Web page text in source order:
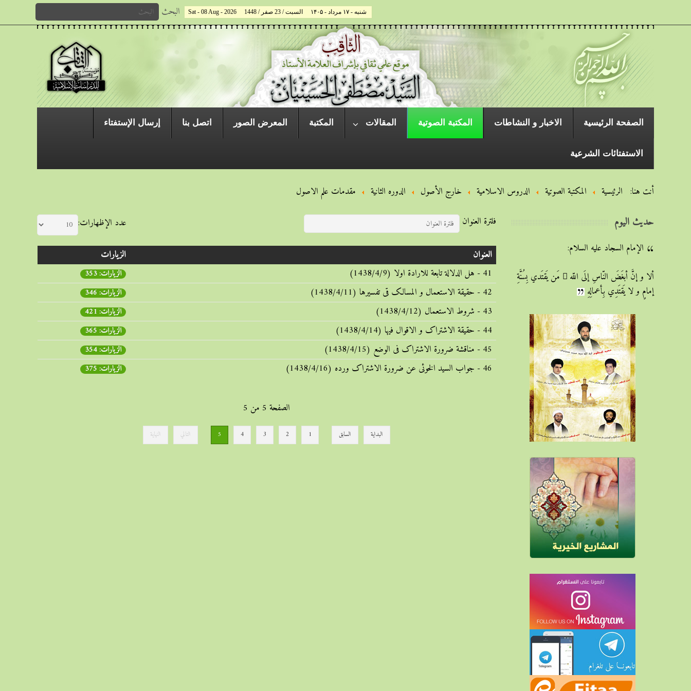
البحث شنبه - ۱۷ مرداد - ۱۴۰۵ السبت / 23 صفر / 1448 Sat - 08 Aug - 2026
الصفحة الرئیسیة الاخبار و النشاطات المكتبة الصوتية المقالات المكتبة المعرض الصور اتصل بنا إرسال الإستفتاء
الاستفتائات الشرعية
أنت هنا: الرئيسية المكتبة الصوتية الدروس الاسلامیة خارج الأصول الدوره الثانية
مقدمات علم الاصول
فلترة العنوان
عدد الإظهارات:
العنوان
الزيارات
41 - هل الدلالة تابعة للارادة اولا (1438/4/9)
الزيارات: 353
42 - حقیقة الاستعمال و المسالک قی تفسیرها (1438/4/11) الزيارات: 346
43 - شروط الاستعمال (1438/4/12) الزيارات: 421
44 - حقیقة الاشتراک و الاقوال فیها (1438/4/14) الزيارات: 365
45 - مناقشة ضرورة الاشتراک فی الوضع (1438/4/15) الزيارات: 354
46 - جواب السید الخوئی عن ضرورة الاشتراک ورده (1438/4/16) الزيارات: 375
الصفحة 5 من 5
البداية السابق 1
2
3
4
5 التالي النهاية
حديث اليوم
الإمام السجاد عليه السلام:
ألا و إنَّ أبغَضَ النّاسِ إلَى اللّه ِ مَن يَقتَدي بِسُنَّةِ
إمامٍ و لا يَقتَدِي بِأعمالِهِ